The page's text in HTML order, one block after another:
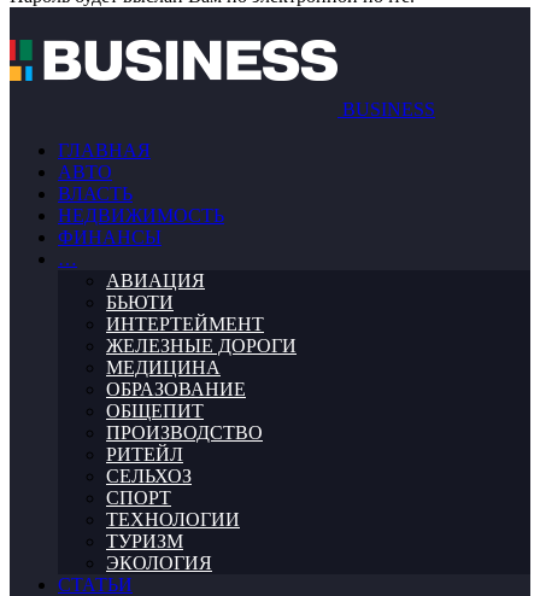
BUSINESS
ГЛАВНАЯ
АВТО
ВЛАСТЬ
НЕДВИЖИМОСТЬ
ФИНАНСЫ
…
АВИАЦИЯ
БЬЮТИ
ИНТЕРТЕЙМЕНТ
ЖЕЛЕЗНЫЕ ДОРОГИ
МЕДИЦИНА
ОБРАЗОВАНИЕ
ОБЩЕПИТ
ПРОИЗВОДСТВО
РИТЕЙЛ
СЕЛЬХОЗ
СПОРТ
ТЕХНОЛОГИИ
ТУРИЗМ
ЭКОЛОГИЯ
СТАТЬИ